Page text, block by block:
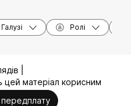
Галузі Ролі
|
цей матеріал корисним